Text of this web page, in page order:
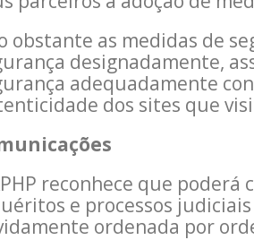
obstante as medidas de
designadamente,
adequadamente
dos sites que
reconhece que
e processos
ordenada por